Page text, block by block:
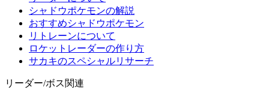
シャドウポケモンの解説
おすすめシャドウポケモン
リトレーンについて
ロケットレーダーの作り方
サカキのスペシャルリサーチ
リーダー/ボス関連